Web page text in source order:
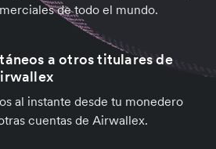
de todo el mundo.
a otros titulares de
al instante desde tu monedero
cuentas de Airwallex.